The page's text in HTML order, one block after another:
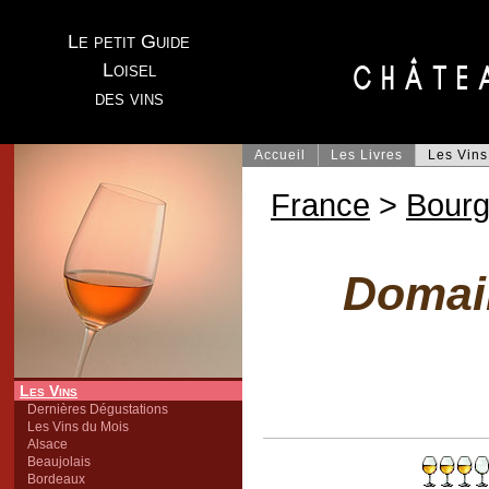
Le petit Guide
Loisel
des vins
Les Vins
Dernières Dégustations
Les Vins du Mois
Alsace
Beaujolais
Bordeaux
Accueil Les Livres Les Vins
France >